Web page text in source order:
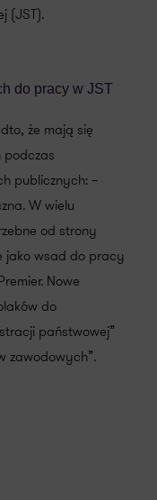
(JST).
do pracy w JST
że mają się
podczas
publicznych: –
W wielu
od strony
jako wsad do pracy
Nowe
do
państwowej”
zawodowych”.